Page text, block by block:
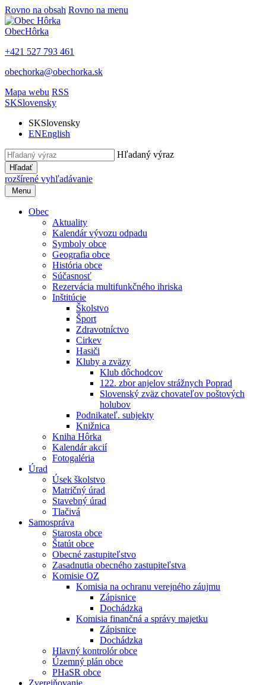
Rovno na obsah Rovno na menu
ObecHôrka
+421 527 793 461
obechorka@obechorka.sk
Mapa webu RSS
SKSlovensky
SKSlovensky
ENEnglish
Hľadaný výraz
Hľadať
rozšírené vyhľadávanie
Menu
Obec
Aktuality
Kalendár vývozu odpadu
Symboly obce
Geografia obce
História obce
Súčasnosť
Rezervácia multifunkčného ihriska
Inštitúcie
Školstvo
Šport
Zdravotníctvo
Cirkev
Hasiči
Kluby a zväzy
Klub dôchodcov
122. zbor anjelov strážnych Poprad
Slovenský zväz chovateľov poštových
holubov
Podnikateľ. subjekty
Knižnica
Kniha Hôrka
Kalendár akcií
Fotogaléria
Úrad
Úsek školstvo
Matričný úrad
Stavebný úrad
Tlačivá
Samospráva
Starosta obce
Štatút obce
Obecné zastupiteľstvo
Zasadnutia obecného zastupiteľstva
Komisie OZ
Komisia na ochranu verejného záujmu
Zápisnice
Dochádzka
Komisia finančná a správy majetku
Zápisnice
Dochádzka
Hlavný kontrolór obce
Územný plán obce
PHaSR obce
Zverejňovanie